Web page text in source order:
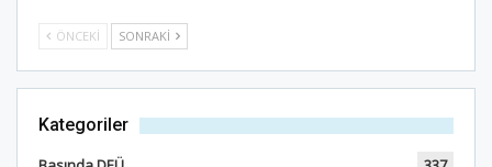
ÖNCEKI SONRAKI
Kategoriler